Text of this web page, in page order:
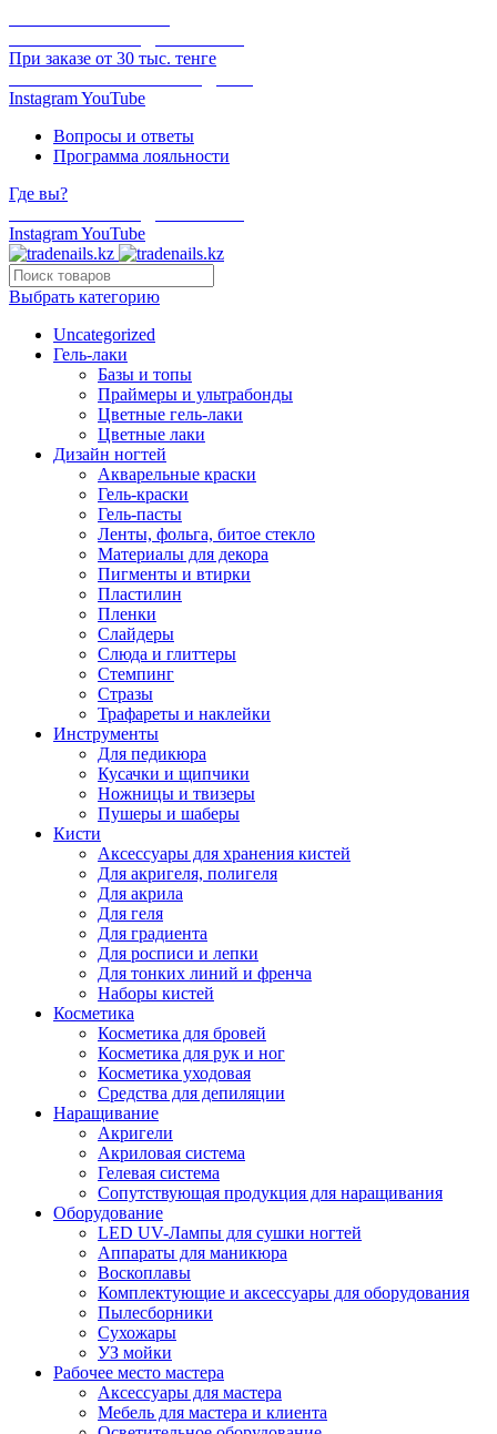
При заказе от 30 тыс. тенге
InstagramYouTube
Вопросы и ответы
Программа лояльности
Где вы?
InstagramYouTube
Выбрать категорию
Uncategorized
Гель-лаки
Базы и топы
Праймеры и ультрабонды
Цветные гель-лаки
Цветные лаки
Дизайн ногтей
Акварельные краски
Гель-краски
Гель-пасты
Ленты, фольга, битое стекло
Материалы для декора
Пигменты и втирки
Пластилин
Пленки
Слайдеры
Слюда и глиттеры
Стемпинг
Стразы
Трафареты и наклейки
Инструменты
Для педикюра
Кусачки и щипчики
Ножницы и твизеры
Пушеры и шаберы
Кисти
Аксессуары для хранения кистей
Для акригеля, полигеля
Для акрила
Для геля
Для градиента
Для росписи и лепки
Для тонких линий и френча
Наборы кистей
Косметика
Косметика для бровей
Косметика для рук и ног
Косметика уходовая
Средства для депиляции
Наращивание
Акригели
Акриловая система
Гелевая система
Сопутствующая продукция для наращивания
Оборудование
LED UV-Лампы для сушки ногтей
Аппараты для маникюра
Воскоплавы
Комплектующие и аксессуары для оборудования
Пылесборники
Сухожары
УЗ мойки
Рабочее место мастера
Аксессуары для мастера
Мебель для мастера и клиента